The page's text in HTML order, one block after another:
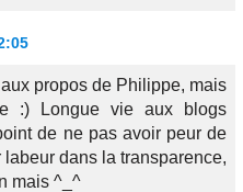
propos de Philippe, mais
:) Longue vie aux blogs
de ne pas avoir peur de
dans la transparence,
mais ^_^